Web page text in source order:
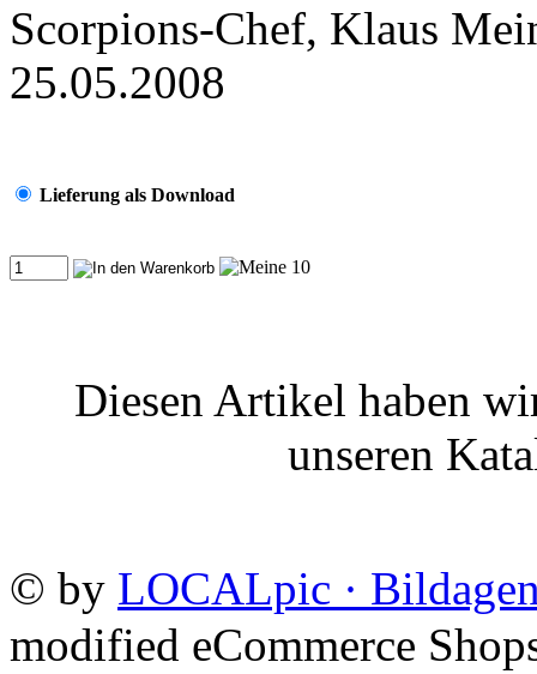
Scorpions-Chef, Klaus
25.05.2008
Lieferung als Download
Diesen Artikel haben
unseren
© by LOCALpic ·
modified eCommerce